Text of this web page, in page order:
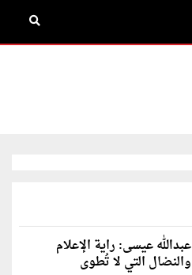
عبدالله عيسى: راية الإعلام
والنضال التي لا تُطوى